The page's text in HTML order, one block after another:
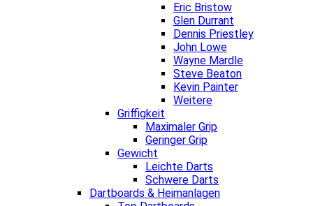
Eric Bristow
Glen Durrant
Dennis Priestley
John Lowe
Wayne Mardle
Steve Beaton
Kevin Painter
Weitere
Griffigkeit
Maximaler Grip
Geringer Grip
Gewicht
Leichte Darts
Schwere Darts
Dartboards & Heimanlagen